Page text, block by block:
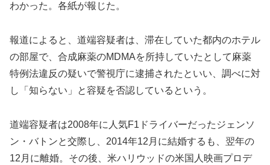
わかった。各紙が報じた。
報道によると、道端容疑者は、滞在していた都内のホテル
の部屋で、合成麻薬のMDMAを所持していたとして麻薬
特例法違反の疑いで警視庁に逮捕されたといい、調べに対
し「知らない」と容疑を否認しているという。
道端容疑者は2008年に人気F1ドライバーだったジェンソ
ン・バトンと交際し、2014年12月に結婚するも、翌年の
12月に離婚。その後、米ハリウッドの米国人映画プロデ